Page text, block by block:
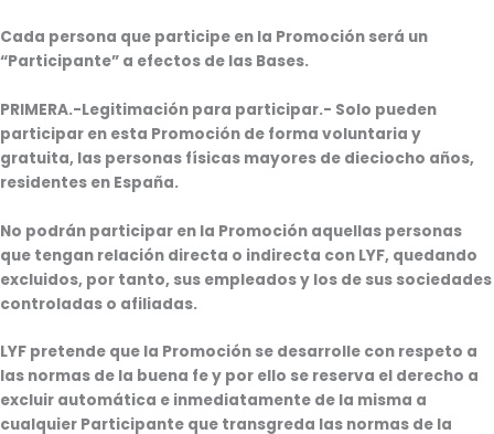
Cada persona que participe en la Promoción será un
“Participante” a efectos de las Bases.
PRIMERA.-Legitimación para participar.- Solo pueden
participar en esta Promoción de forma voluntaria y
gratuita, las personas físicas mayores de dieciocho años,
residentes en España.
No podrán participar en la Promoción aquellas personas
que tengan relación directa o indirecta con LYF, quedando
excluidos, por tanto, sus empleados y los de sus sociedades
controladas o afiliadas.
LYF pretende que la Promoción se desarrolle con respeto a
las normas de la buena fe y por ello se reserva el derecho a
excluir automática e inmediatamente de la misma a
cualquier Participante que transgreda las normas de la